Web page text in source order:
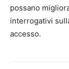
possano
interrogativi
accesso.